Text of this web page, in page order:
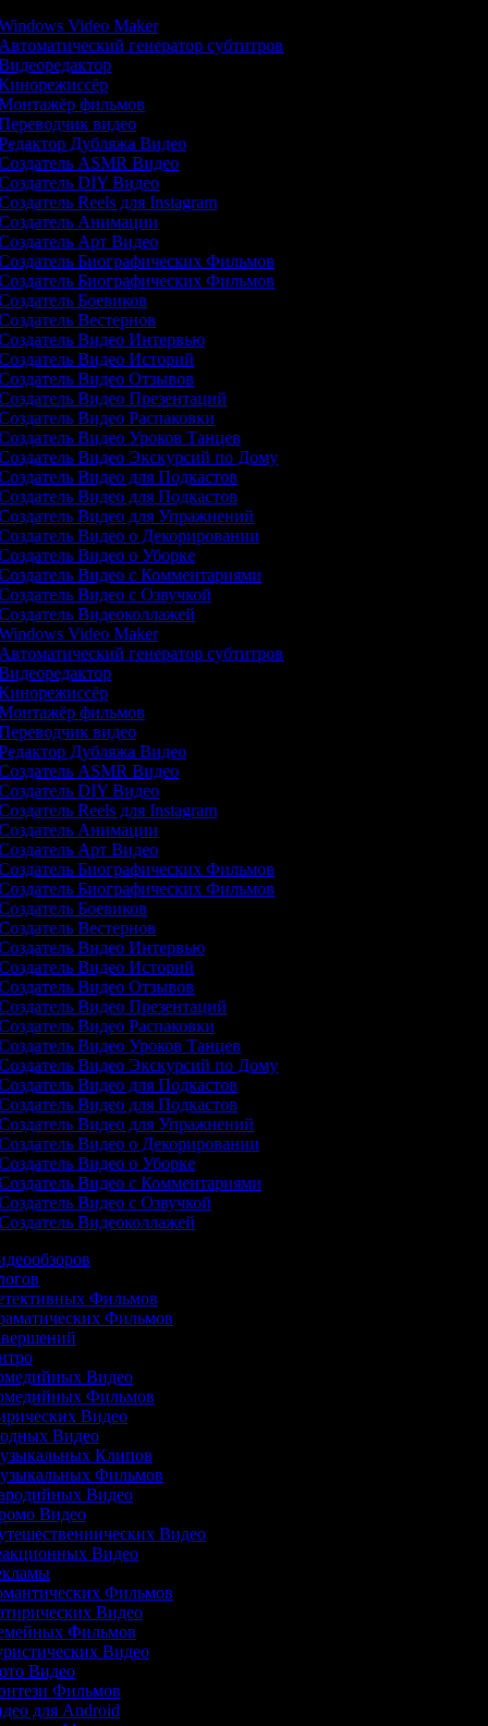
Video Maker
генератор субтитров
фильмов
видео
Дубляжа Видео
ASMR Видео
DIY Видео
Reels для Instagram
Анимации
Арт Видео
Биографических Фильмов
Биографических Фильмов
Боевиков
Вестернов
Видео Интервью
Видео Историй
Видео Отзывов
Видео Презентаций
Видео Распаковки
Видео Уроков Танцев
Видео Экскурсий по Дому
Видео для Подкастов
Видео для Подкастов
Видео для Упражнений
Видео о Декорировании
Видео о Уборке
Видео с Комментариями
Видео с Озвучкой
Видеоколлажей
Video Maker
генератор субтитров
фильмов
видео
Дубляжа Видео
ASMR Видео
DIY Видео
Reels для Instagram
Анимации
Арт Видео
Биографических Фильмов
Биографических Фильмов
Боевиков
Вестернов
Видео Интервью
Видео Историй
Видео Отзывов
Видео Презентаций
Видео Распаковки
Видео Уроков Танцев
Видео Экскурсий по Дому
Видео для Подкастов
Видео для Подкастов
Видео для Упражнений
Видео о Декорировании
Видео о Уборке
Видео с Комментариями
Видео с Озвучкой
Видеоколлажей
Фильмов
Фильмов
Видео
Фильмов
Видео
Видео
Клипов
Фильмов
Видео
Видео
Видео
Видео
Фильмов
Видео
Фильмов
Видео
Видео
Фильмов
для Android